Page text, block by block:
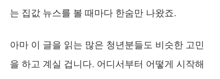
는 집값 뉴스를 볼 때마다 한숨만 나왔죠.
아마 이 글을 읽는 많은 청년분들도 비슷한 고민
을 하고 계실 겁니다. 어디서부터 어떻게 시작해